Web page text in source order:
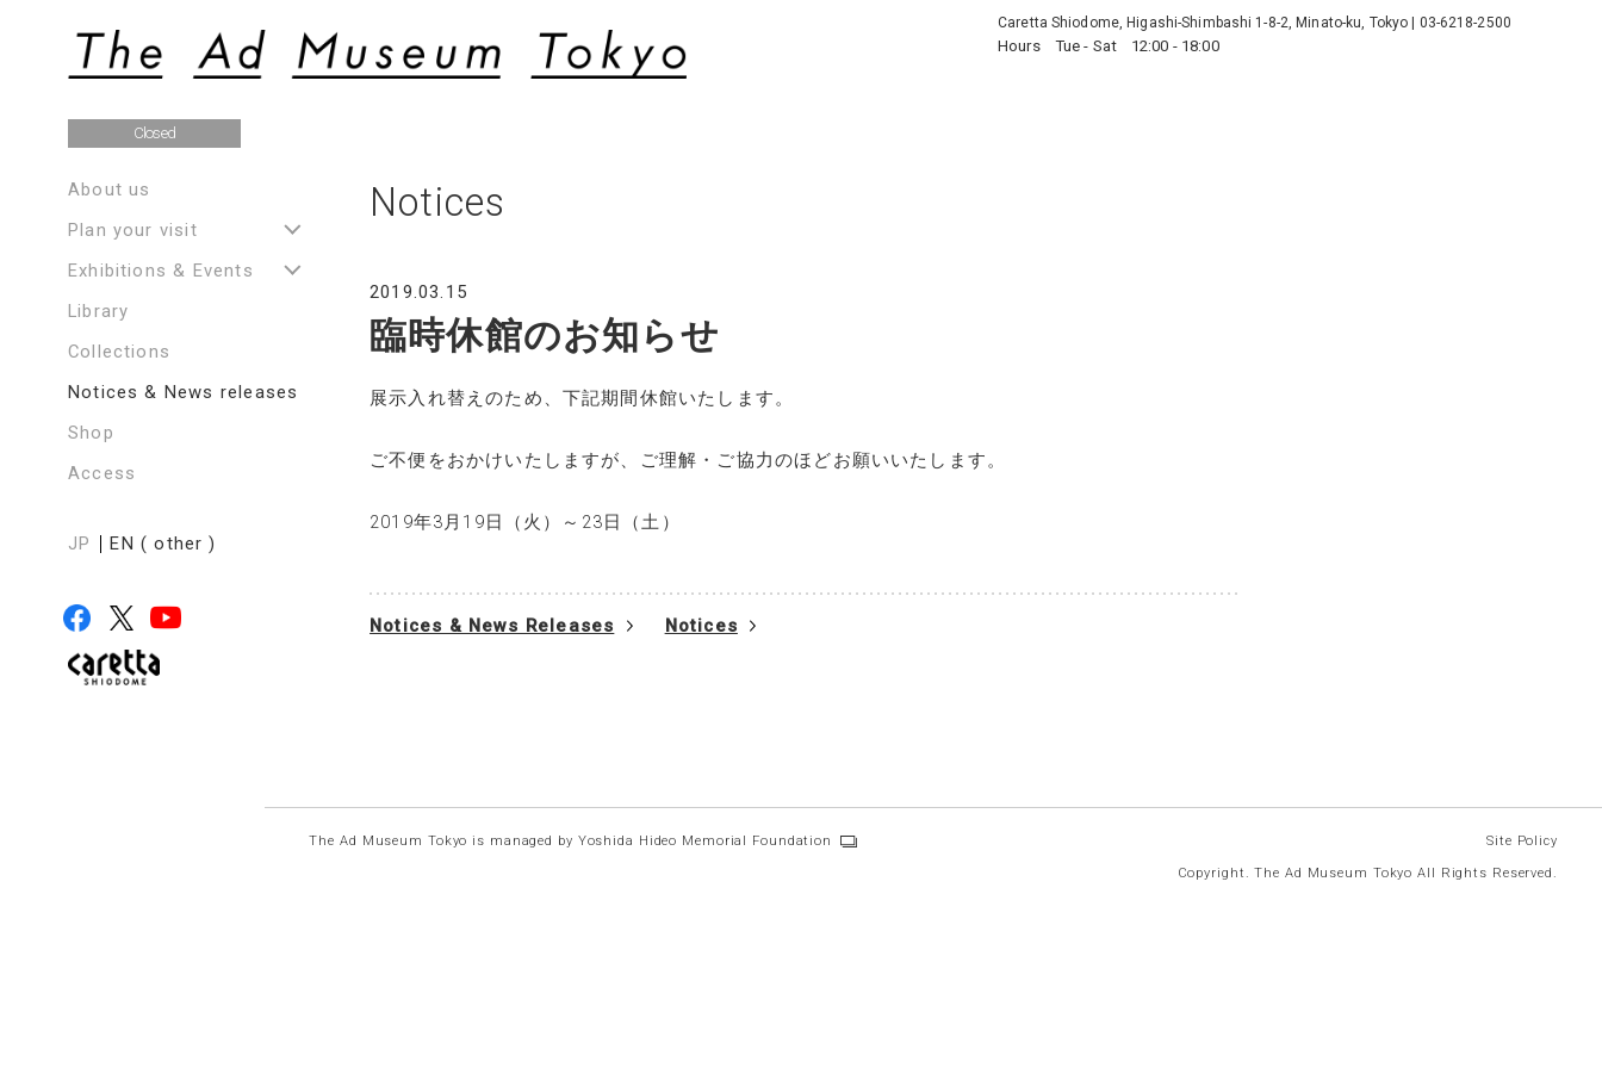
Closed
Caretta Shiodome, Higashi-Shimbashi 1-8-2, Minato-ku, Tokyo 03-6218-2500
Hours Tue - Sat 12:00 - 18:00
About us
Plan your visit
Exhibitions & Events
Library
Collections
Notices & News releases
Shop
Access
JP EN ( other )
Notices
2019.03.15
臨時休館のお知らせ
展示入れ替えのため、下記期間休館いたします。
ご不便をおかけいたしますが、ご理解・ご協力のほどお願いいたします。
2019年3月19日（火）～23日（土）
Notices & News Releases Notices
The Ad Museum Tokyo is managed by Yoshida Hideo Memorial Foundation Site Policy
Copyright. The Ad Museum Tokyo All Rights Reserved.